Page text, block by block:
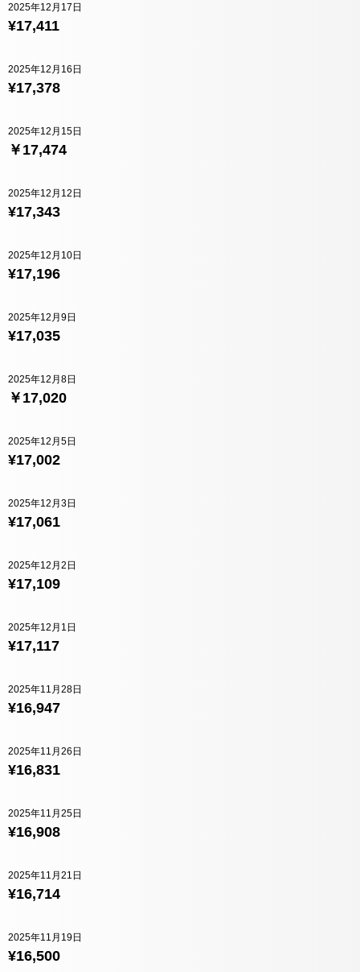
¥17,411
2025年12月17日
¥17,378
2025年12月16日
￥17,474
2025年12月15日
¥17,343
2025年12月12日
¥17,196
2025年12月10日
¥17,035
2025年12月9日
￥17,020
2025年12月8日
¥17,002
2025年12月5日
¥17,061
2025年12月3日
¥17,109
2025年12月2日
¥17,117
2025年12月1日
¥16,947
2025年11月28日
¥16,831
2025年11月26日
¥16,908
2025年11月25日
¥16,714
2025年11月21日
¥16,500
2025年11月19日